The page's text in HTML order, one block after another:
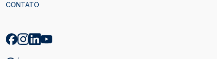
CONTATO